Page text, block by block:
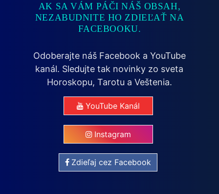
AK SA VÁM PÁČI NÁŠ OBSAH,
NEZABUDNITE HO ZDIEĽAŤ NA
FACEBOOKU.
Odoberajte náš Facebook a YouTube
kanál. Sledujte tak novinky zo sveta
Horoskopu, Tarotu a Veštenia.
YouTube Kanál
Instagram
Zdieľaj cez Facebook